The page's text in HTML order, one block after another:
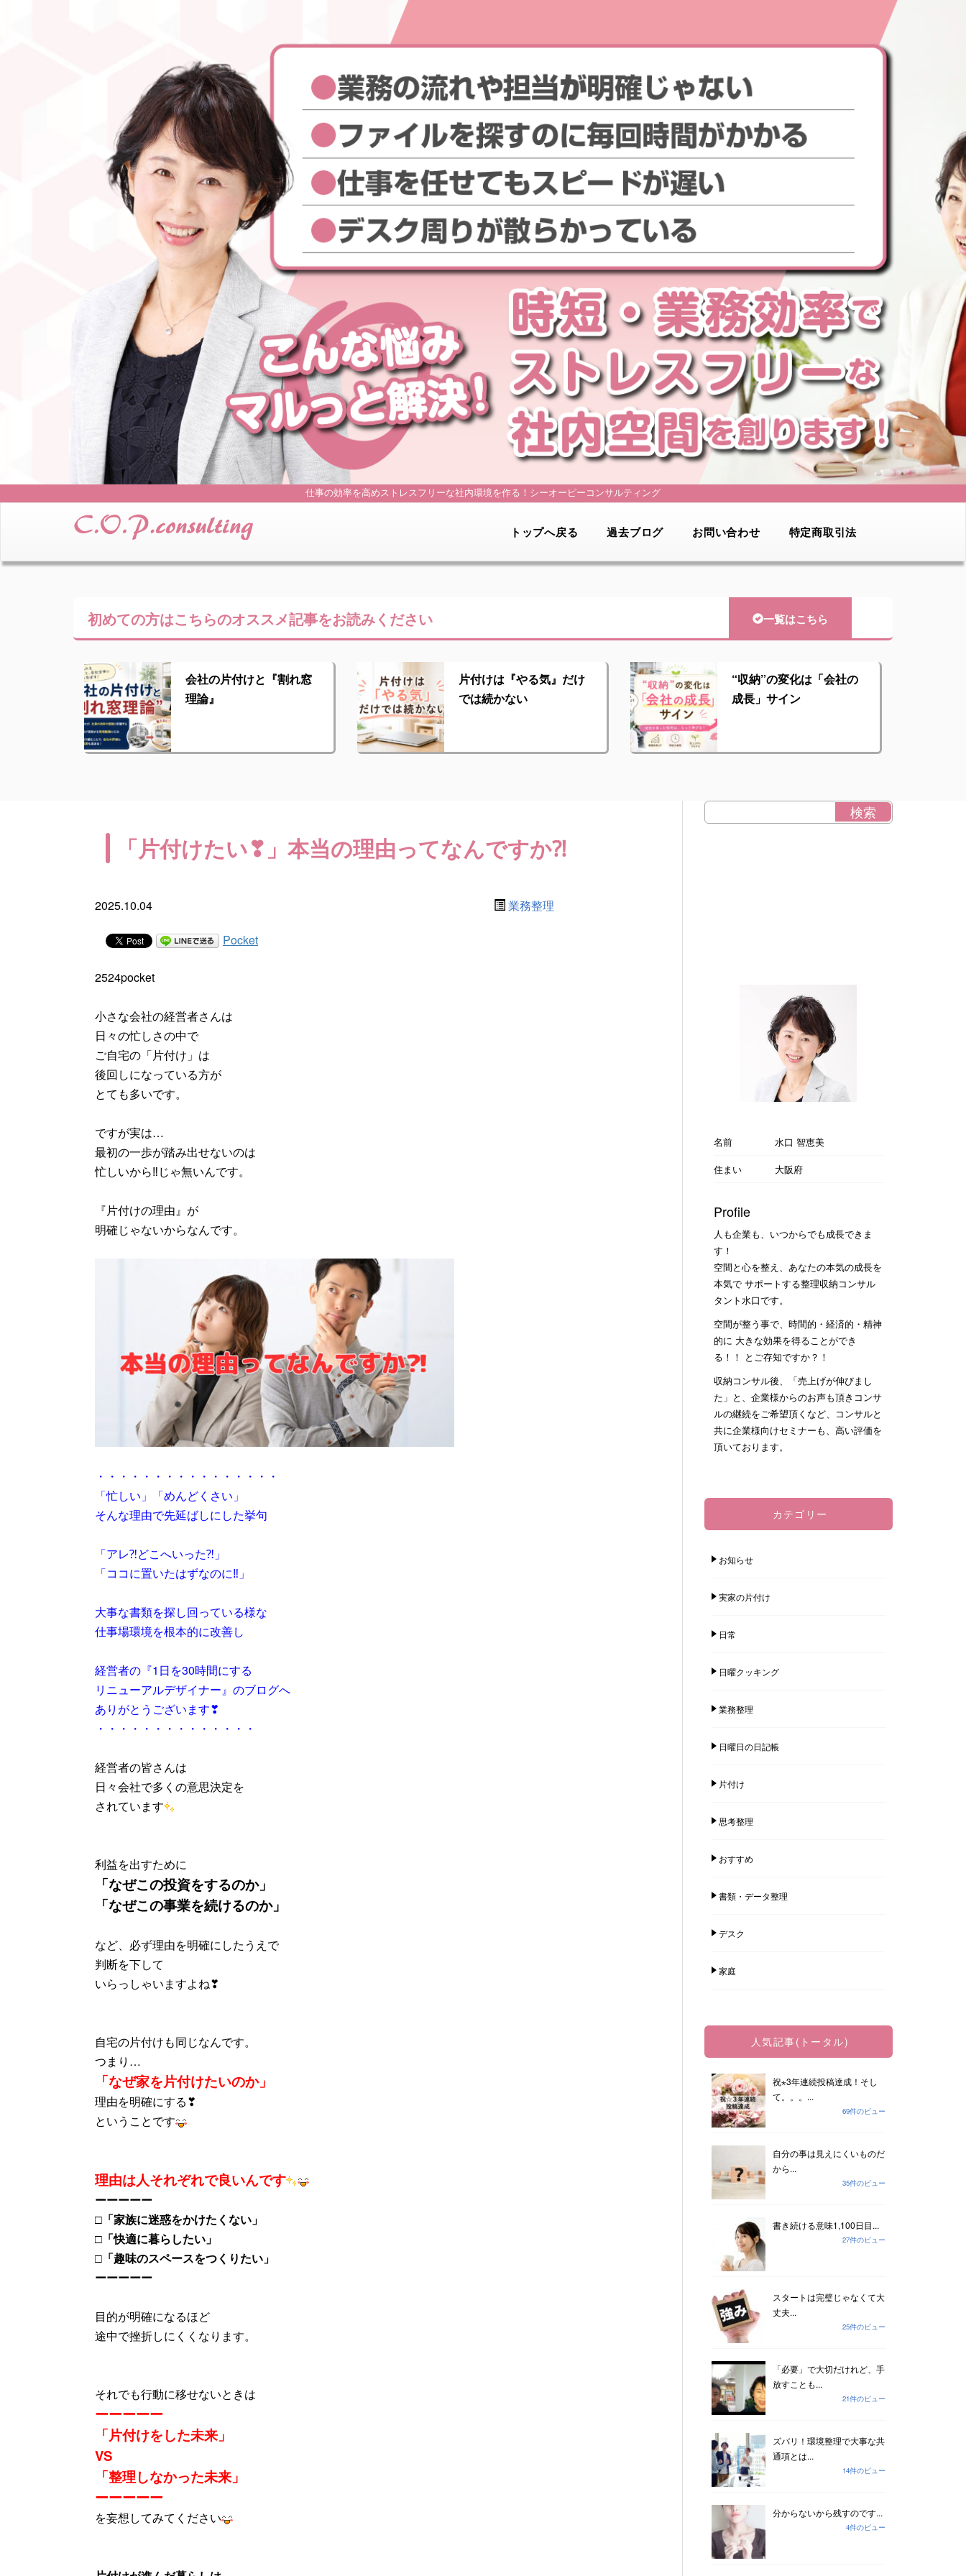
仕事の効率を高めストレスフリーな社内環境を作る！ シーオーピーコンサルティング
トップへ戻る 過去ブログ お問い合わせ 特定商取引法
初めての方はこちらのオススメ記事をお読みください 一覧はこちら
会社の片付けと『割れ窓
理論』
片付けは『やる気』だけ
では続かない
“収納”の変化は「会社の
成長」サイン
「片付けたい❣」本当の理由ってなんですか⁈
2025.10.04 業務整理
Pocket
2524pocket
小さな会社の経営者さんは
日々の忙しさの中で
ご自宅の「片付け」は
後回しになっている方が
とても多いです。
ですが実は…
最初の一歩が踏み出せないのは
忙しいから‼じゃ無いんです。
『片付けの理由』が
明確じゃないからなんです。
・・・・・・・・・・・・・・・・
「忙しい」「めんどくさい」
そんな理由で先延ばしにした挙句
「アレ⁈どこへいった⁈」
「ココに置いたはずなのに‼」
大事な書類を探し回っている様な
仕事場環境を根本的に改善し
経営者の『1日を30時間にする
リニューアルデザイナー』のブログへ
ありがとうございます❣
・・・・・・・・・・・・・・
経営者の皆さんは
日々会社で多くの意思決定を
されています
利益を出すために
「なぜこの投資をするのか」
「なぜこの事業を続けるのか」
など、必ず理由を明確にしたうえで
判断を下して
いらっしゃいますよね❣
自宅の片付けも同じなんです。
つまり…
「なぜ家を片付けたいのか」
理由を明確にする❣
ということです
理由は人それぞれで良いんです
ーーーーー
□「家族に迷惑をかけたくない」
□「快適に暮らしたい」
□「趣味のスペースをつくりたい」
ーーーーー
目的が明確になるほど
途中で挫折しにくくなります。
それでも行動に移せないときは
ーーーーー
「片付けをした未来」
VS
「整理しなかった未来」
ーーーーー
を妄想してみてください
名前
水口 智恵美
住まい
大阪府
Profile
人も企業も、いつからでも成長できま
す！
空間と心を整え、あなたの本気の成長を
本気で サポートする整理収納コンサル
タント水口です。
空間が整う事で、時間的・経済的・精神
的に 大きな効果を得ることができ
る！！ とご存知ですか？！
収納コンサル後、「売上げが伸びまし
た」と、企業様からのお声も頂きコンサ
ルの継続をご希望頂くなど、コンサルと
共に企業様向けセミナーも、高い評価を
頂いております。
カテゴリー
お知らせ
実家の片付け
日常
日曜クッキング
業務整理
日曜日の日記帳
片付け
思考整理
おすすめ
書類・データ整理
デスク
家庭
人気記事(トータル)
祝⋆3年連続投稿達成！そし
て。。。...
69件のビュー
自分の事は見えにくいものだ
から...
35件のビュー
書き続ける意味1,100日目...
27件のビュー
スタートは完璧じゃなくて大
丈夫...
25件のビュー
「必要」で大切だけれど、手
放すことも...
21件のビュー
ズバリ！環境整理で大事な共
通項とは...
14件のビュー
分からないから残すのです...
4件のビュー